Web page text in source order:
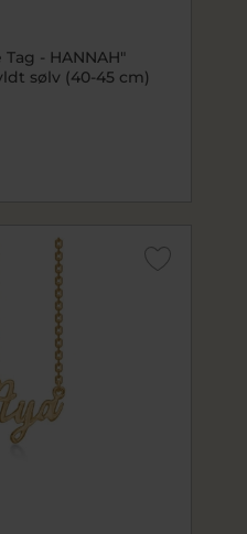
- HANNAH"
sølv (40-45 cm)